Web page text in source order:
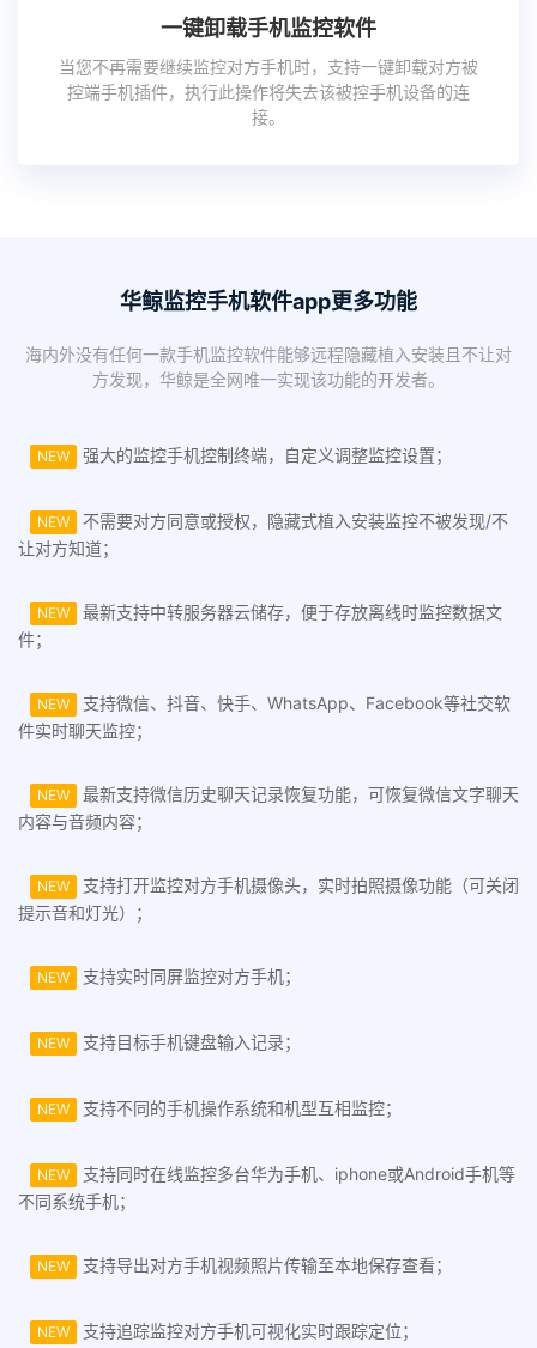
一键卸载手机监控软件
当您不再需要继续监控对方手机时，支持一键卸载对方被
控端手机插件，执行此操作将失去该被控手机设备的连
接。
华鲸监控手机软件app更多功能
海内外没有任何一款手机监控软件能够远程隐藏植入安装且不让对
方发现，华鲸是全网唯一实现该功能的开发者。
NEW 强大的监控手机控制终端，自定义调整监控设置；
NEW
不需要对方同意或授权，隐藏式植入安装监控不被发现/不
让对方知道；
NEW
最新支持中转服务器云储存，便于存放离线时监控数据文
件；
NEW
支持微信、抖音、快手、WhatsApp、Facebook等社交软
件实时聊天监控；
NEW
最新支持微信历史聊天记录恢复功能，可恢复微信文字聊天
内容与音频内容；
NEW
支持打开监控对方手机摄像头，实时拍照摄像功能（可关闭
提示音和灯光）；
NEW 支持实时同屏监控对方手机；
NEW 支持目标手机键盘输入记录；
NEW 支持不同的手机操作系统和机型互相监控；
NEW
支持同时在线监控多台华为手机、iphone或Android手机等
不同系统手机；
NEW 支持导出对方手机视频照片传输至本地保存查看；
NEW 支持追踪监控对方手机可视化实时跟踪定位；